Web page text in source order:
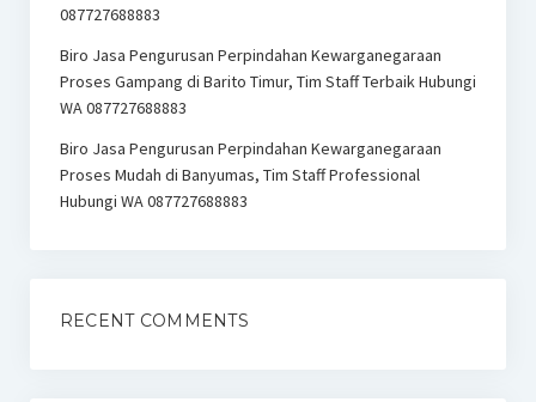
087727688883
Biro Jasa Pengurusan Perpindahan Kewarganegaraan
Proses Gampang di Barito Timur, Tim Staff Terbaik Hubungi
WA 087727688883
Biro Jasa Pengurusan Perpindahan Kewarganegaraan
Proses Mudah di Banyumas, Tim Staff Professional
Hubungi WA 087727688883
RECENT COMMENTS